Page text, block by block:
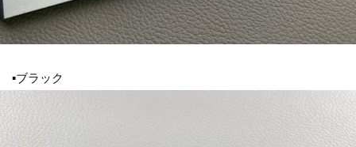
▪ブラック